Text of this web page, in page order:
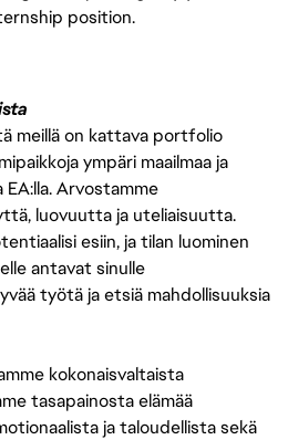
position.
meillä on kattava portfolio
ympäri maailmaa ja
EA:lla. Arvostamme
luovuutta ja uteliaisuutta.
esiin, ja tilan luominen
antavat sinulle
työtä ja etsiä mahdollisuuksia
kokonaisvaltaista
tasapainosta elämää
ja taloudellista sekä